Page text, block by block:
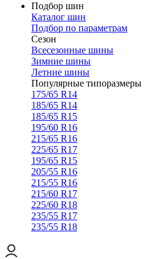
Подбор шин
Каталог шин
Подбор по параметрам
Сезон
Всесезонные шины
Зимние шины
Летние шины
Популярные типоразмеры
175/65 R14
185/65 R14
185/65 R15
195/60 R16
215/65 R16
225/65 R17
195/65 R15
205/55 R16
215/55 R16
215/60 R17
225/60 R18
235/55 R17
235/55 R18